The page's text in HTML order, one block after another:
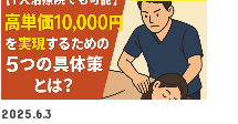
2025.6.3